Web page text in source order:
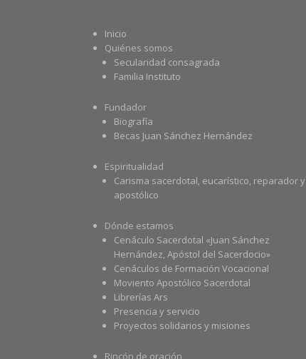
Inicio
Quiénes somos
Secularidad consagrada
Familia Instituto
Fundador
Biografía
Becas Juan Sánchez Hernández
Espiritualidad
Carisma sacerdotal, eucarístico, reparador y
apostólico
Dónde estamos
Cenáculo Sacerdotal «Juan Sánchez
Hernández, Apóstol del Sacerdocio»
Cenáculos de Formación Vocacional
Moviento Apostólico Sacerdotal
Librerías Ars
Presencia y servicio
Proyectos solidarios y misiones
Rincón de oración